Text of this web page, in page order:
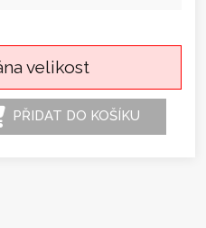
velikost
PŘIDAT DO KOŠÍKU